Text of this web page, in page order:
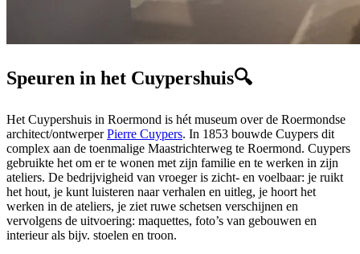
Speuren in het Cuypershuis🔍
Het Cuypershuis in Roermond is hét museum over de Roermondse
architect/ontwerperPierre Cuypers. In 1853 bouwde Cuypers dit
complex aan de toenmalige Maastrichterweg te Roermond. Cuypers
gebruikte het om er te wonen met zijn familie en te werken in zijn
ateliers. De bedrijvigheid van vroeger is zicht- en voelbaar: je ruikt
het hout, je kunt luisteren naar verhalen en uitleg, je hoort het
werken in de ateliers, je ziet ruwe schetsen verschijnen en
vervolgens de uitvoering: maquettes, foto’s van gebouwen en
interieur als bijv. stoelen en troon.